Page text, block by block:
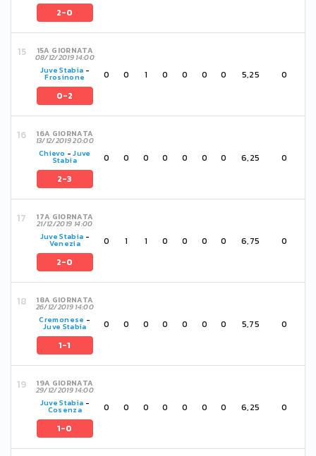
2-0
15A GIORNATA
08/12/2019 14:00
Juve Stabia -
Frosinone
0-2
0 0 1 0 0 0 0 5,25 0
16A GIORNATA
13/12/2019 20:00
Chievo -Juve
Stabia
2-3
0 0 0 0 0 0 0 6,25 0
17A GIORNATA
21/12/2019 14:00
Juve Stabia -
Venezia
2-0
0 1 1 0 0 0 0 6,75 0
18A GIORNATA
26/12/2019 14:00
Cremonese -
Juve Stabia
1-1
0 0 0 0 0 0 0 5,75 0
19A GIORNATA
29/12/2019 14:00
Juve Stabia -
Cosenza
1-0
0 0 0 0 0 0 0 6,25 0